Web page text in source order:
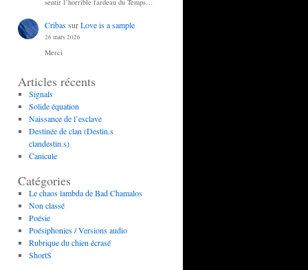
sentir l’horrible fardeau du Temps…
CribassurLove is a sample
26 mars 2026
Merci
Articles récents
Signals
Solide équation
Naissance de l’esclave
Destinée de clan (Destin.s
clandestin.s)
Canicule
Catégories
Le chaos lambda de Bad Chamalos
Non classé
Poésie
Poésiphonies / Versions audio
Rubrique du chien écrasé
ShortS